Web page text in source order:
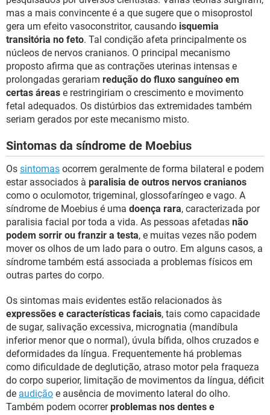
mas a mais convincente é a que sugere que o misoprostol
gera um efeito vasoconstritor, causando isquemia
transitória no feto. Tal condição afeta principalmente os
núcleos de nervos cranianos. O principal mecanismo
proposto afirma que as contrações uterinas intensas e
prolongadas gerariam redução do fluxo sanguíneo em
certas áreas e restringiriam o crescimento e movimento
fetal adequados. Os distúrbios das extremidades também
seriam gerados por este mecanismo misto.
Sintomas da síndrome de Moebius
Os sintomas ocorrem geralmente de forma bilateral e podem
estar associados à paralisia de outros nervos cranianos
como o oculomotor, trigeminal, glossofaríngeo e vago. A
síndrome de Moebius é uma doença rara, caracterizada por
paralisia facial por toda a vida. As pessoas afetadas não
podem sorrir ou franzir a testa, e muitas vezes não podem
mover os olhos de um lado para o outro. Em alguns casos, a
síndrome também está associada a problemas físicos em
outras partes do corpo.
Os sintomas mais evidentes estão relacionados às
expressões e características faciais, tais como capacidade
de sugar, salivação excessiva, micrognatia (mandíbula
inferior menor que o normal), úvula bífida, olhos cruzados e
deformidades da língua. Frequentemente há problemas
como dificuldade de deglutição, atraso motor pela fraqueza
do corpo superior, limitação de movimentos da língua, déficit
de audição e ausência de movimento lateral do olho.
Também podem ocorrerproblemas nos dentes e